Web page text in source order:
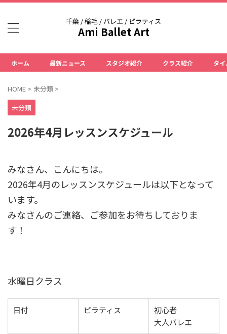
千葉 / 稲毛 / バレエ / ピラティス
Ami Ballet Art
ホーム 最新ニュース スタジオ紹介 クラス紹介 タ
HOME > 未分類 >
未分類
2026年4月レッスンスケジュール
みなさん、こんにちは。
2026年4月のレッスンスケジュールは以下となって
います。
みなさんのご連絡、ご参加をお待ちしておりま
す！
水曜日クラス
日付 ピラティス
初心者
大人バレエ